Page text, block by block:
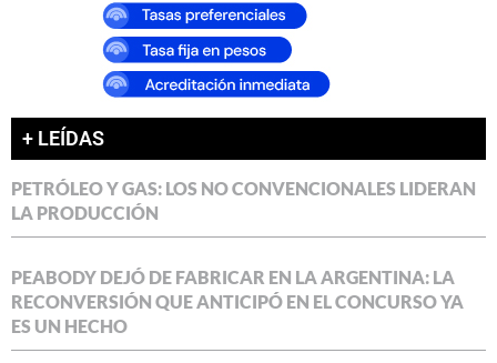
+ LEÍDAS
PETRÓLEO Y GAS: LOS NO CONVENCIONALES LIDERAN
LA PRODUCCIÓN
PEABODY DEJÓ DE FABRICAR EN LA ARGENTINA: LA
RECONVERSIÓN QUE ANTICIPÓ EN EL CONCURSO YA
ES UN HECHO